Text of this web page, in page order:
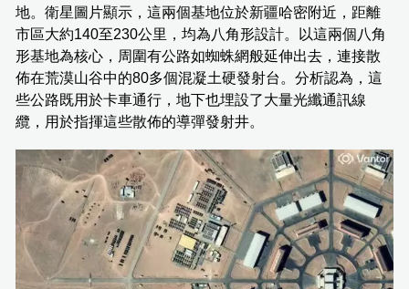
地。衛星圖片顯示，這兩個基地位於新疆哈密附近，距離
市區大約140至230公里，均為八角形設計。以這兩個八角
形基地為核心，周圍有公路如蜘蛛網般延伸出去，連接散
佈在荒漠山谷中的80多個混凝土硬發射台。分析認為，這
些公路既用於卡車通行，地下也埋設了大量光纖通訊線
纜，用於指揮這些散佈的導彈發射井。